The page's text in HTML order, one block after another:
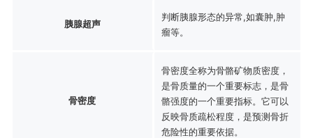
胰腺超声
判断胰腺形态的异常,如囊肿,肿
瘤等。
骨密度
骨密度全称为骨骼矿物质密度，
是骨质量的一个重要标志，是骨
骼强度的一个重要指标。它可以
反映骨质疏松程度，是预测骨折
危险性的重要依据。